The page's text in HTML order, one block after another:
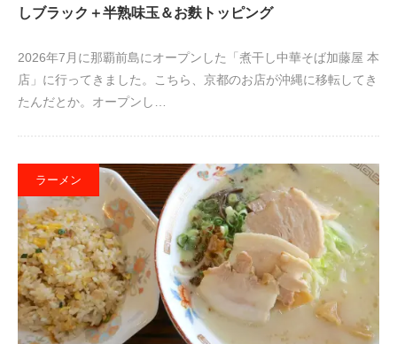
しブラック＋半熟味玉＆お麩トッピング
2026年7月に那覇前島にオープンした「煮干し中華そば加藤屋 本
店」に行ってきました。こちら、京都のお店が沖縄に移転してき
たんだとか。オープンし…
ラーメン